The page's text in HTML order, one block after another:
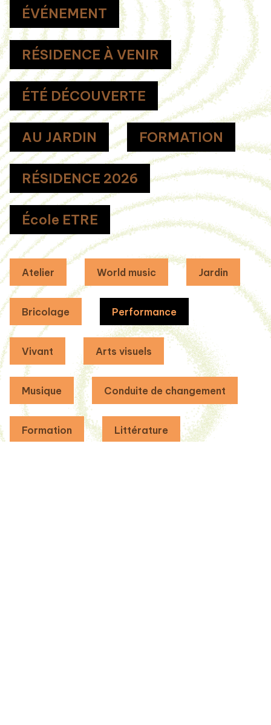
ÉVÉNEMENT
RÉSIDENCE À VENIR
ÉTÉ DÉCOUVERTE
AU JARDIN FORMATION
RÉSIDENCE 2026
École ETRE
Atelier World music Jardin
Bricolage Performance
Vivant Arts visuels
Musique Conduite de changement
Formation Littérature